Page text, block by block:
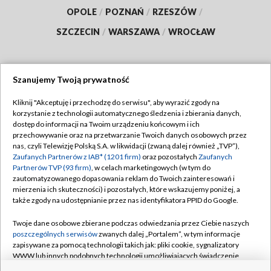
OPOLE / POZNAŃ / RZESZÓW /
SZCZECIN / WARSZAWA / WROCŁAW
TVP
Abonament TVP
Emisja w TVP
Centrum informacji TVP
Naziemna Telewizja Cyfrowa
Rada Programowa
System NOS
Regulamin TVP
Polityka prywatności
Moje zgody
Pomoc
Kontakt
Szanujemy Twoją prywatność
Kliknij "Akceptuję i przechodzę do serwisu", aby wyrazić zgody na
korzystanie z technologii automatycznego śledzenia i zbierania danych,
dostęp do informacji na Twoim urządzeniu końcowym i ich
przechowywanie oraz na przetwarzanie Twoich danych osobowych przez
nas, czyli Telewizję Polską S.A. w likwidacji (zwaną dalej również „TVP”),
Zaufanych Partnerów z IAB* (1201 firm) oraz pozostałych Zaufanych
Partnerów TVP (93 firm), w celach marketingowych (w tym do
zautomatyzowanego dopasowania reklam do Twoich zainteresowań i
mierzenia ich skuteczności) i pozostałych, które wskazujemy poniżej, a
także zgody na udostępnianie przez nas identyfikatora PPID do Google.
Twoje dane osobowe zbierane podczas odwiedzania przez Ciebie naszych
poszczególnych serwisówzwanych dalej „Portalem”, w tym informacje
zapisywane za pomocą technologii takich jak: pliki cookie, sygnalizatory
WWW lub innych podobnych technologii umożliwiających świadczenie